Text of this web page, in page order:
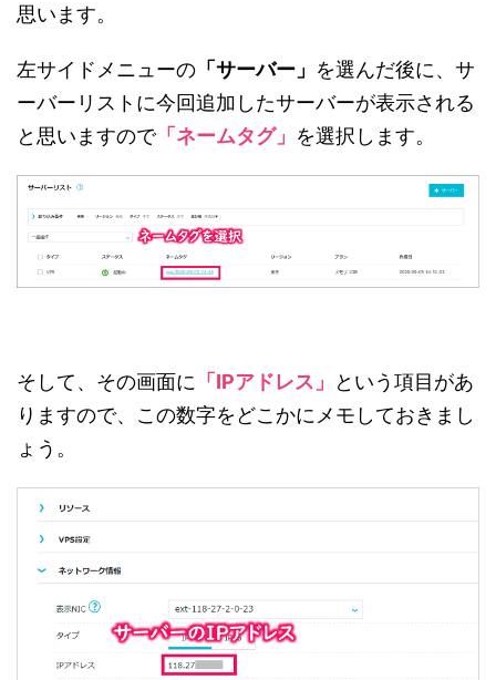
思います。
左サイドメニューの 「サーバー」 を選んだ後に、サ
ーバーリストに今回追加したサーバーが表示される
と思いますので「ネームタグ」 を選択します。
そして、その画面に 「IPアドレス」
という項目があ
りますので、この数字をどこかにメモしておきまし
ょう。